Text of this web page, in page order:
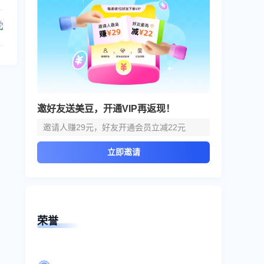
邀好友送美豆，开通VIP再返现！
邀请人赚29元，好友开通会员立减22元
立即邀请
荣誉